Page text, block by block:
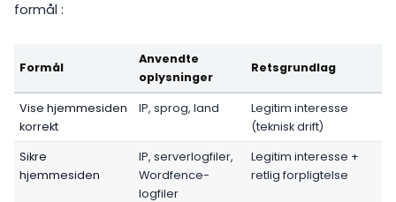
formål :
Formål
Anvendte
oplysninger
Retsgrundlag
Vise hjemmesiden
korrekt
IP, sprog, land
Legitim interesse
(teknisk drift)
Sikre
hjemmesiden
IP, serverlogfiler,
Wordfence-
logfiler
Legitim interesse +
retlig forpligtelse